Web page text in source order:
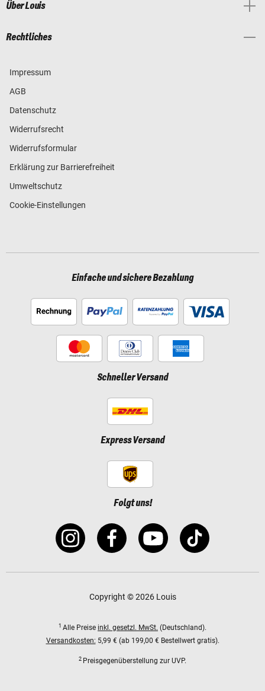
Über Louis
Rechtliches
Impressum
AGB
Datenschutz
Widerrufsrecht
Widerrufsformular
Erklärung zur Barrierefreiheit
Umweltschutz
Cookie-Einstellungen
Einfache und sichere Bezahlung
Schneller Versand
Express Versand
Folgt uns!
Copyright © 2026 Louis
1 Alle Preise inkl. gesetzl. MwSt. (Deutschland).
Versandkosten: 5,99 € (ab 199,00 € Bestellwert gratis).
2 Preisgegenüberstellung zur UVP.